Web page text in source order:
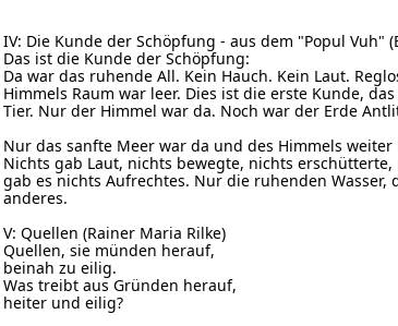
IV: Die Kunde der Schöpfung - aus dem "Popul Vuh"
Das ist die Kunde der Schöpfung:
Da war das ruhende All. Kein Hauch. Kein Laut.
Himmels Raum war leer. Dies ist die erste Kunde,
Tier. Nur der Himmel war da. Noch war der Erde
Nur das sanfte Meer war da und des Himmels weiter
Nichts gab Laut, nichts bewegte, nichts
gab es nichts Aufrechtes. Nur die ruhenden Wasser,
anderes.
V: Quellen (Rainer Maria Rilke)
Quellen, sie münden herauf,
beinah zu eilig.
Was treibt aus Gründen herauf,
heiter und eilig?